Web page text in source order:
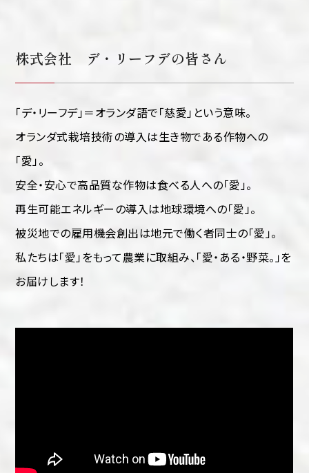
株式会社 デ・リーフデの皆さん
「デ・リーフデ」＝オランダ語で「慈愛」という意味。
オランダ式栽培技術の導入は生き物である作物への
「愛」。
安全・安心で高品質な作物は食べる人への「愛」。
再生可能エネルギーの導入は地球環境への「愛」。
被災地での雇用機会創出は地元で働く者同士の「愛」。
私たちは「愛」をもって農業に取組み、「愛・ある・野菜。」を
お届けします！